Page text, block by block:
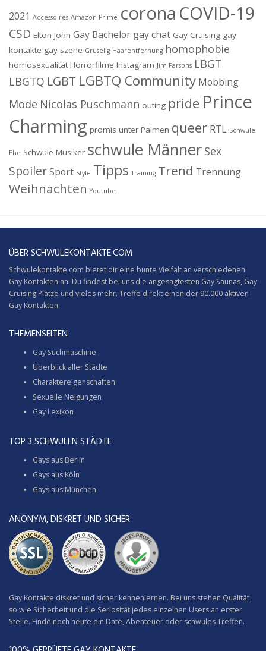
2021 Accessoires Amazon Prime corona COVID-19
CSD Elton John Gay Bachelor gay chat Gay Cruising gay
kontakte gay szene Gruselig Haarentfernung homophobie
homosexualität Horrorfilme Instagram Jim Parsons LBGT
LBGTQ LGBT LGBTQ Community Mobbing
Mode Nicolas Puschmann outing pride Prince
Charming promis unter Palmen queer RTL Schwule
Ehe Schwule Musiker schwule Männer Sex
SpoilerSport Style Tipps Training Trend Trennung
Weihnachten Youtube
ÜBER SCHWULEKONTAKTE.COM
Schwulekontakte.com bietet dir eine bunte Vielfalt an verschiedenen
Gay Kontakten an. Du findest bei uns die angesagtesten Gay Saunas, Gay
Cruising Plätze und vieles mehr. Treffe direkt einen der 90.000 aktiven
Gay Kontakten
THEMENSEITEN
Gay Suchmaschine
Überblick aller Städte
Charaktereigenschaften
Sexuelle Neigungen
Gay Lexikon
TOP 3 SCHWULEN STÄDTE
Gays aus Berlin
Gays aus Köln
Gays aus München
ANONYM, DISKRET UND SICHER
Gay Kontakte diskret und sicher kennenlernen. Bei uns stehen Qualität
so wie Sicherheit und die Seriosität jedes einzelnen Users an erster
Stelle. Finde noch heute ein Date, Abenteuer oder schwules Treffen.